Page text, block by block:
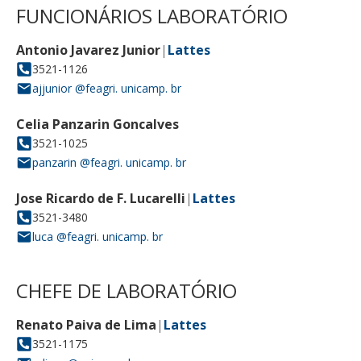
FUNCIONÁRIOS LABORATÓRIO
Antonio Javarez Junior| Lattes
3521-1126
ajjunior @feagri. unicamp. br
Celia Panzarin Goncalves
3521-1025
panzarin @feagri. unicamp. br
Jose Ricardo de F. Lucarelli | Lattes
3521-3480
luca @feagri. unicamp. br
CHEFE DE LABORATÓRIO
Renato Paiva de Lima | Lattes
3521-1175